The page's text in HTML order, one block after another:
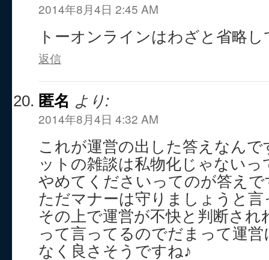
2014年8月4日 2:45 AM
トーオンラインはわざと省略
返信
匿名 より:
2014年8月4日 4:32 AM
これが運営の出した答えなん
ットの雑談は私物化じゃないっ
やめてくださいってのが答えで
ただマナーは守りましょうと言
その上で運営が不快と判断され
って言ってるのでだまって運
なく良さそうですね♪